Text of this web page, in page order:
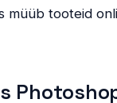
müüb tooteid